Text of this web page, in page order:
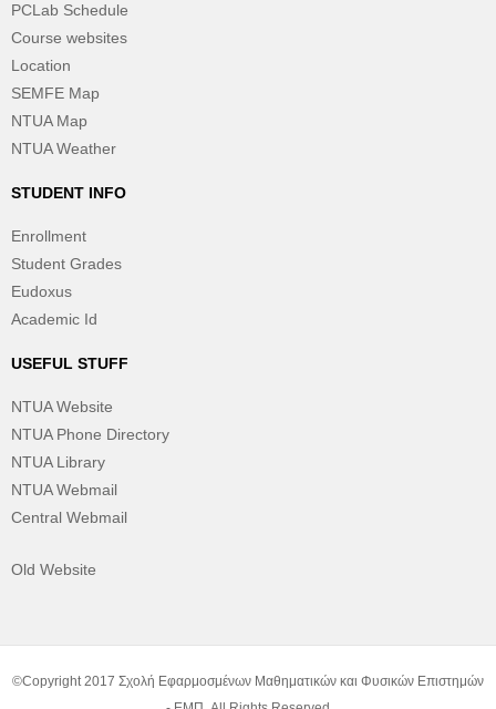
PCLab Schedule
Course websites
Location
SEMFE Map
NTUA Map
NTUA Weather
STUDENT INFO
Enrollment
Student Grades
Eudoxus
Academic Id
USEFUL STUFF
NTUA Website
NTUA Phone Directory
NTUA Library
NTUA Webmail
Central Webmail
Old Website
©Copyright 2017 Σχολή Εφαρμοσμένων Μαθηματικών και Φυσικών Επιστημών